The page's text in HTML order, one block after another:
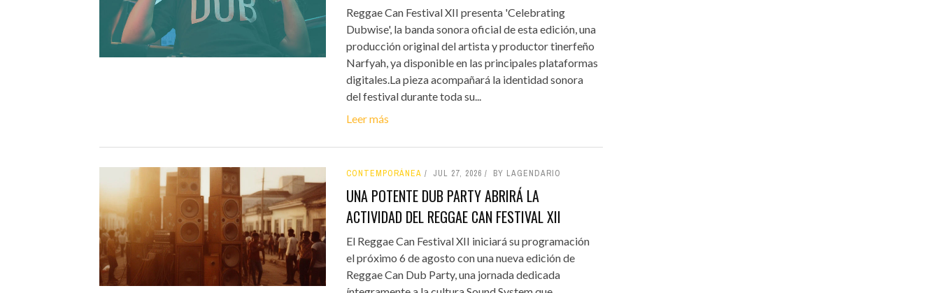
Reggae Can Festival XII presenta 'Celebrating
Dubwise', la banda sonora oficial de esta edición, una
producción original del artista y productor tinerfeño
Narfyah, ya disponible en las principales plataformas
digitales.La pieza acompañará la identidad sonora
del festival durante toda su...
Leer más
CONTEMPORÁNEA JUL 27, 2026 BY LAGENDARIO
UNA POTENTE DUB PARTY ABRIRÁ LA
ACTIVIDAD DEL REGGAE CAN FESTIVAL XII
El Reggae Can Festival XII iniciará su programación
el próximo 6 de agosto con una nueva edición de
Reggae Can Dub Party, una jornada dedicada